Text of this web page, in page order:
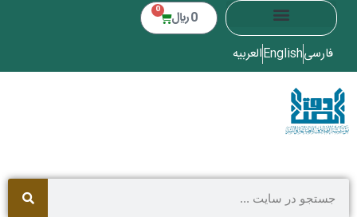
0 ﷼ 0
فارسیEnglishالعربیه